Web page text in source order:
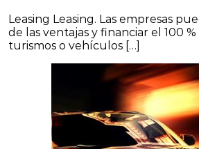
Leasing Leasing. Las empresas
de las ventajas y financiar el 100
turismos o vehículos […]